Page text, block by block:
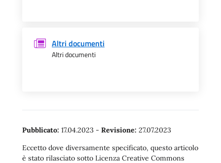
Altri documenti
Altri documenti
Pubblicato: 17.04.2023 - Revisione: 27.07.2023
Eccetto dove diversamente specificato, questo articolo
è stato rilasciato sotto Licenza Creative Commons